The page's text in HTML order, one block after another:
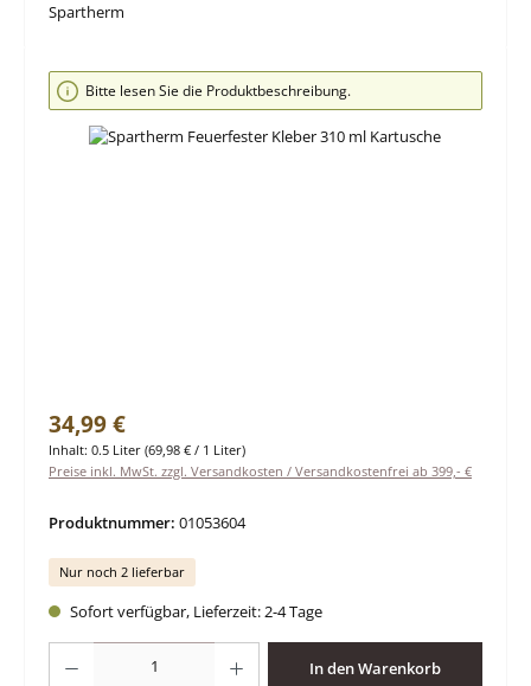
Spartherm
Bildergalerie überspringen
Bitte lesen Sie die Produktbeschreibung.
Regulärer Preis:
34,99 €
Inhalt: 0.5 Liter (69,98 € / 1 Liter)
Preise inkl. MwSt. zzgl. Versandkosten / Versandkostenfrei ab 399,- €
Produktnummer: 01053604
Nur noch 2 lieferbar
Sofort verfügbar, Lieferzeit: 2-4 Tage
In den Warenkorb